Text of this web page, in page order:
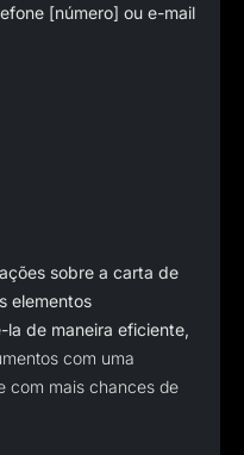
[número] ou e-mail
sobre a carta de
elementos
la de maneira eficiente,
com uma
com mais chances de